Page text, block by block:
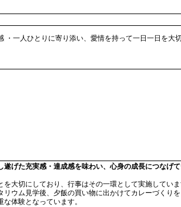
・一人ひとりに寄り添い、愛情を持って一日一日を
げた充実感・達成感を味わい、心身の成長につなげ
大切にしており、行事はその一環として実施して
ウム見学後、夕飯の買い物に出かけてカレーづく
体験となっています。